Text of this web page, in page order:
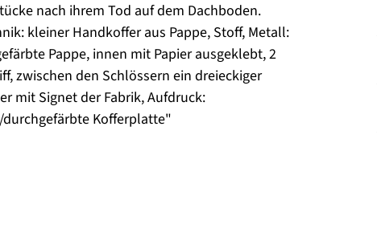
nach ihrem Tod auf dem Dachboden.
kleiner Handkoffer aus Pappe, Stoff, Metall:
Pappe, innen mit Papier ausgeklebt, 2
zwischen den Schlössern ein dreieckiger
mit Signet der Fabrik, Aufdruck:
Kofferplatte"